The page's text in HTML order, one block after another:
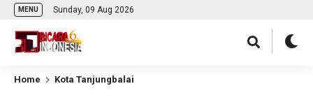
MENU Sunday, 09 Aug 2026
Home Kota Tanjungbalai